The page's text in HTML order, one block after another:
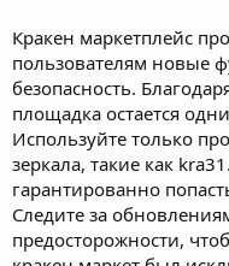
Кракен маркетплейс
пользователям новые
безопасность.
площадка остается
Используйте только
зеркала, такие как
гарантированно
Следите за
предосторожности,